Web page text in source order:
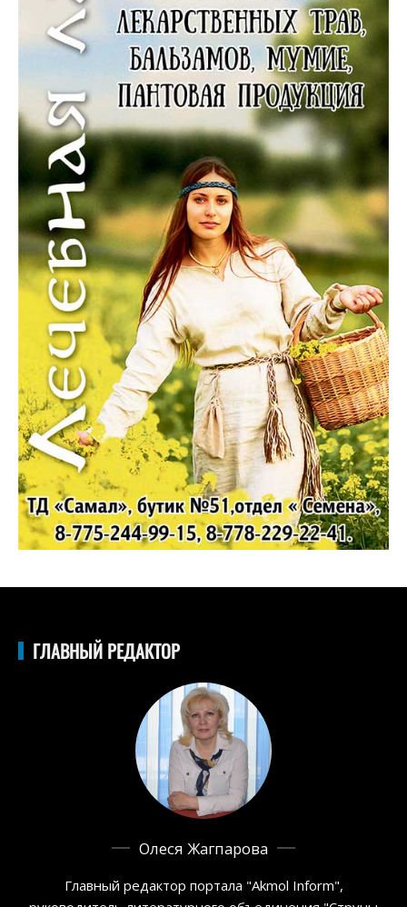
ГЛАВНЫЙ РЕДАКТОР
Олеся Жагпарова
Главный редактор портала "Akmol Inform",